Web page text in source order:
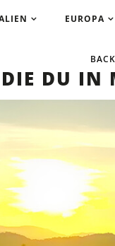
EUROPA
DU IN